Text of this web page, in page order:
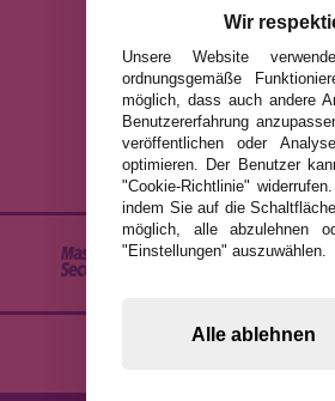
AKTIONEN UND
Wir
Unsere Website
ordnungsgemäße
möglich, dass auch andere
Benutzererfahrung
veröffentlichen oder
optimieren. Der Benutzer
"Cookie-Richtlinie"
indem Sie auf die
möglich, alle abzulehnen
"Einstellungen" auszuwählen.
Alle ablehnen